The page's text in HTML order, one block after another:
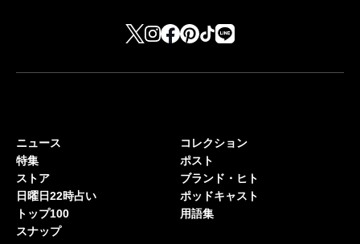
ニュース
特集
ストア
日曜日22時占い
トップ100
スナップ
コレクション
ポスト
ブランド・ヒト
ポッドキャスト
用語集